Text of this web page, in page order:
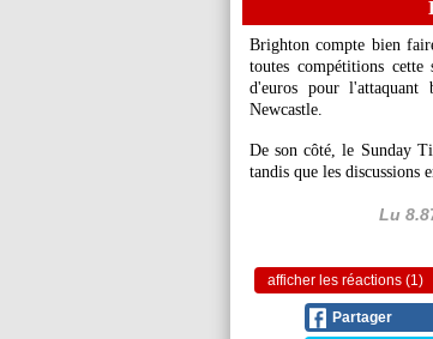
Brighton compte bien
toutes compétitions
d'euros pour
Newcastle.
De son côté, le Sunday
tandis que les discussions
Lu
afficher les réactions (1)
Partager